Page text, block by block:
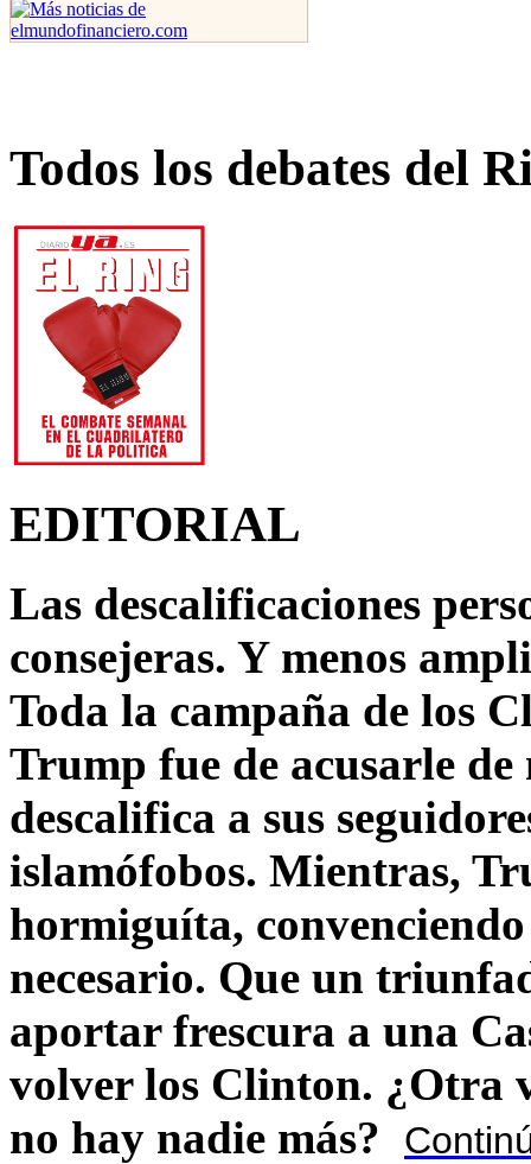
Todos los debates del
EDITORIAL
Las descalificaciones
consejeras. Y menos
Toda la campaña de los
Trump fue de acusarle
descalifica a sus
islamófobos. Mientras,
hormiguíta,
necesario. Que un
aportar frescura a una
volver los Clinton. ¿Otra
no hay nadie más?